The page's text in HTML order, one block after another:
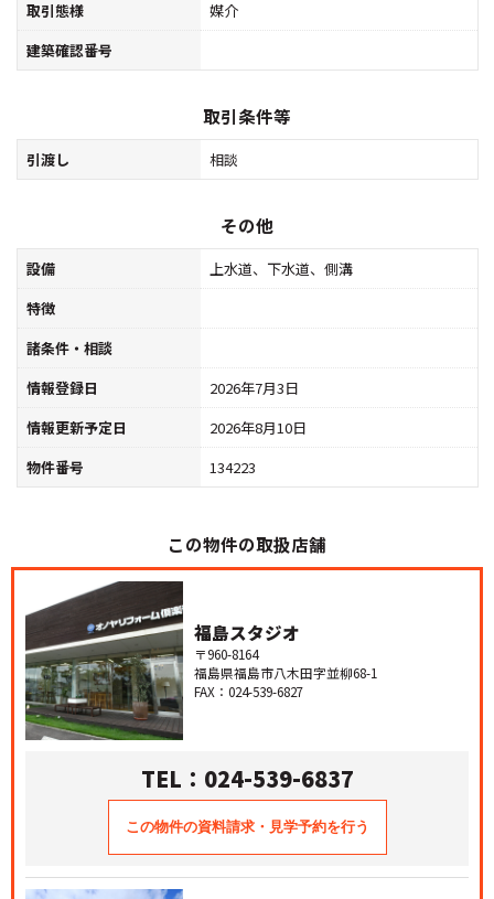
取引態様
媒介
建築確認番号
取引条件等
引渡し 相談
その他
設備
上水道、下水道、側溝
特徴
諸条件・相談
情報登録日
2026年7月3日
情報更新予定日
2026年8月10日
物件番号
134223
この物件の取扱店舗
福島スタジオ
〒960-8164
福島県福島市八木田字並柳68-1
FAX：024-539-6827
TEL：024-539-6837